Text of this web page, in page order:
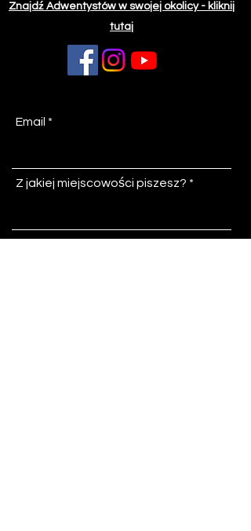
Znajdź Adwentystów w swojej okolicy - kliknij
tutaj
Email
Z jakiej miejscowości piszesz?